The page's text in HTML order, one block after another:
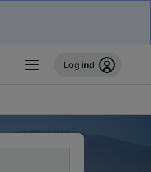
Log ind